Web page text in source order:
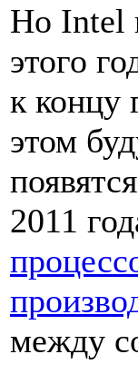
Но Intel
этого
к концу
этом
2011
между